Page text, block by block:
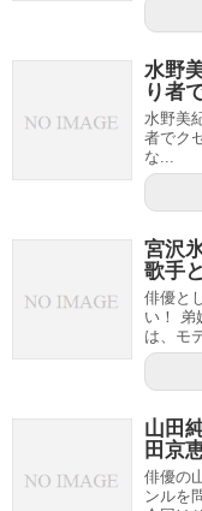
水野
り者
水野美
者でク
な...
宮沢
歌手
俳優と
い！ 弟
は、モ
山田
田京
俳優の
ンルを